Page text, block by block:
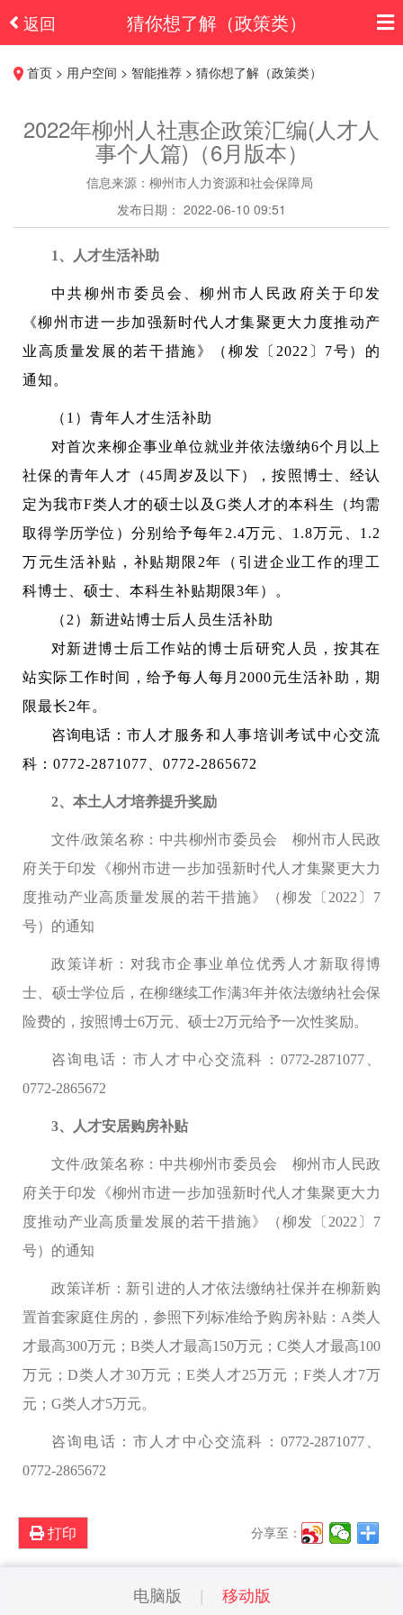
返回 猜你想了解（政策类）
首页 > 用户空间 > 智能推荐 > 猜你想了解（政策类）
2022年柳州人社惠企政策汇编(人才人
事个人篇)（6月版本）
信息来源：柳州市人力资源和社会保障局
发布日期： 2022-06-10 09:51
1、人才生活补助
中共柳州市委员会、柳州市人民政府关于印发
《柳州市进一步加强新时代人才集聚更大力度推动产
业高质量发展的若干措施》（柳发〔2022〕7号）的
通知。
（1）青年人才生活补助
对首次来柳企事业单位就业并依法缴纳6个月以上
社保的青年人才（45周岁及以下），按照博士、经认
定为我市F类人才的硕士以及G类人才的本科生（均需
取得学历学位）分别给予每年2.4万元、1.8万元、1.2
万元生活补贴，补贴期限2年（引进企业工作的理工
科博士、硕士、本科生补贴期限3年）。
（2）新进站博士后人员生活补助
对新进博士后工作站的博士后研究人员，按其在
站实际工作时间，给予每人每月2000元生活补助，期
限最长2年。
咨询电话： 市人才服务和人事培训考试中心交流
科： 0772-2871077、 0772-2865672
2、本土人才培养提升奖励
文件/政策名称：中共柳州市委员会
柳州市人民政
府关于印发《柳州市进一步加强新时代人才集聚更大力
度推动产业高质量发展的若干措施》（柳发〔2022〕7
号）的通知
政策详析： 对我市企事业单位优秀人才新取得博
士、硕士学位后，在柳继续工作满3年并依法缴纳社会保
险费的，按照博士6万元、硕士2万元给予一次性奖励。
咨询电话： 市人才中心交流科：0772-2871077、
0772-2865672
3、人才安居购房补贴
文件/政策名称：中共柳州市委员会
柳州市人民政
府关于印发《柳州市进一步加强新时代人才集聚更大力
度推动产业高质量发展的若干措施》（柳发〔2022〕7
号）的通知
政策详析： 新引进的人才依法缴纳社保并在柳新购
置首套家庭住房的，参照下列标准给予购房补贴：A类人
才最高300万元；B类人才最高150万元；C类人才最高100
万元；D类人才30万元；E类人才25万元；F类人才7万
元；G类人才5万元。
咨询电话： 市人才中心交流科：0772-2871077、
0772-2865672
打印 分享至：
电脑版 移动版